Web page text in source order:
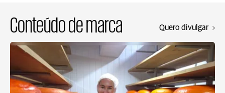
Conteúdo de marca Quero divulgar